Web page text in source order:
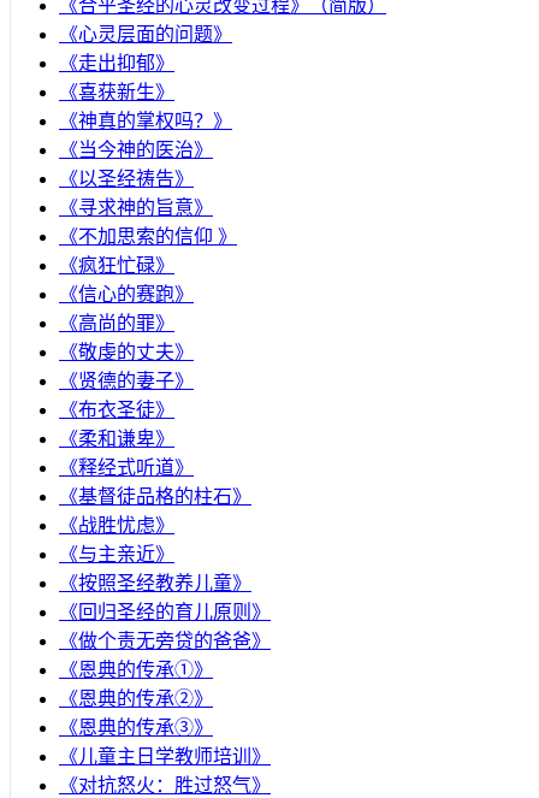
《合乎圣经的心灵改变过程》（简版）
《心灵层面的问题》
《走出抑郁》
《喜获新生》
《神真的掌权吗？》
《当今神的医治》
《以圣经祷告》
《寻求神的旨意》
《不加思索的信仰 》
《疯狂忙碌》
《信心的赛跑》
《高尚的罪》
《敬虔的丈夫》
《贤德的妻子》
《布衣圣徒》
《柔和谦卑》
《释经式听道》
《基督徒品格的柱石》
《战胜忧虑》
《与主亲近》
《按照圣经教养儿童》
《回归圣经的育儿原则》
《做个责无旁贷的爸爸》
《恩典的传承①》
《恩典的传承②》
《恩典的传承③》
《儿童主日学教师培训》
《对抗怒火：胜过怒气》